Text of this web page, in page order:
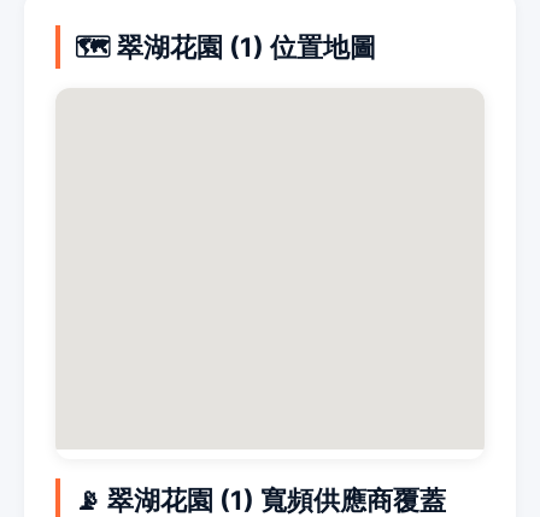
🗺️ 翠湖花園 (1) 位置地圖
📡 翠湖花園 (1) 寬頻供應商覆蓋